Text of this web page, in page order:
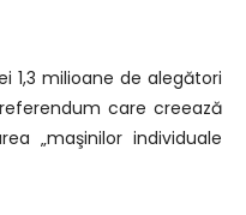
1,3 milioane de alegători
care creează
„maşinilor individuale